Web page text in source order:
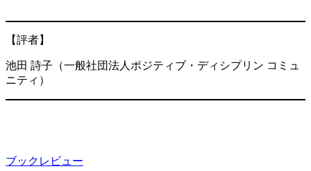
【評者】
池田 詩子（一般社団法人ポジティブ・ディシプリン コミュ
ニティ）
ブックレビュー